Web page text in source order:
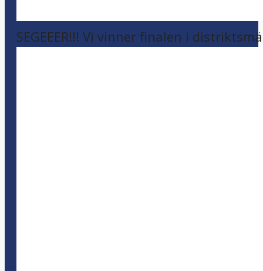
SEGEEER!!! Vi vinner finalen i